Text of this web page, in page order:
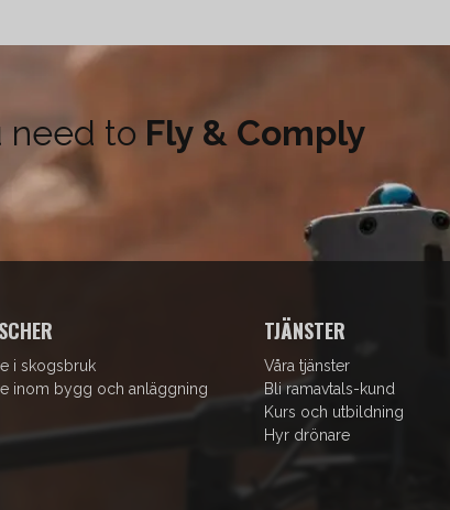
need to Fly & Comply
i skogsbruk
inom bygg och anläggning
TJÄNSTER
Våra tjänster
Bli ramavtals-kund
Kurs och utbildning
Hyr drönare